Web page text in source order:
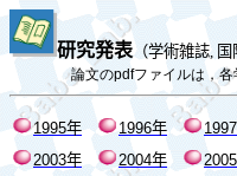
研究発表（学術雑誌,
論文のpdfファイルは，各
1995年 1996年 1997
2003年 2004年 2005